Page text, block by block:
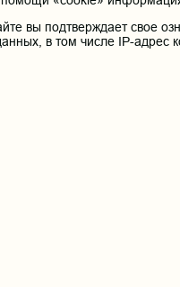
вы подтверждает свое
в том числе IP-адрес